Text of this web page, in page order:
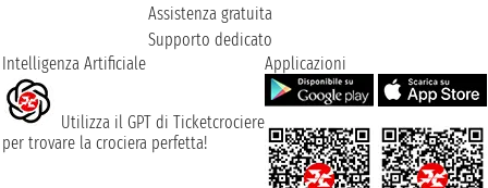
Assistenza gratuita
Supporto dedicato
Intelligenza Artificiale
Utilizza il GPT di Ticketcrociere
per trovare la crociera perfetta!
Applicazioni